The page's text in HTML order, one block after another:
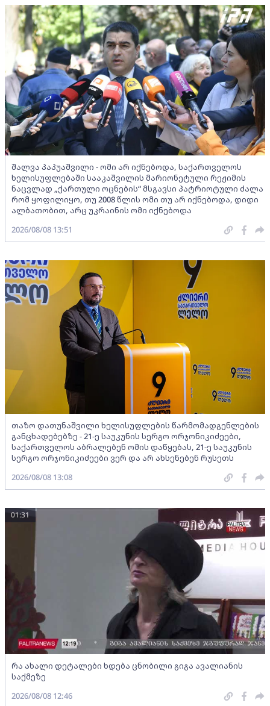
შალვა პაპუაშვილი - ომი არ იქნებოდა, საქართველოს
ხელისუფლებაში სააკაშვილის მარიონეტული რეჟიმის
ნაცვლად „ქართული ოცნების“ მსგავსი პატრიოტული ძალა
რომ ყოფილიყო, თუ 2008 წლის ომი თუ არ იქნებოდა, დიდი
ალბათობით, არც უკრაინის ომი იქნებოდა
2026/08/08 13:51
თაზო დათუნაშვილი ხელისუფლების წარმომადგენლების
განცხადებებზე - 21-ე საუკუნის სერგო ორჯონიკიძეები,
საქართველოს აბრალებენ ომის დაწყებას, 21-ე საუკუნის
სერგო ორჯონიკიძეები ვერ და არ ახსენებენ რუსეთს
2026/08/08 13:08
რა ახალი დეტალები ხდება ცნობილი გიგა ავალიანის
საქმეზე
01:31
2026/08/08 12:46